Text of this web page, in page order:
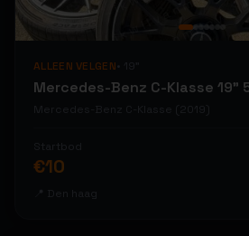
ALLEEN VELGEN
Mercedes-Benz C-Klasse 19"
€10